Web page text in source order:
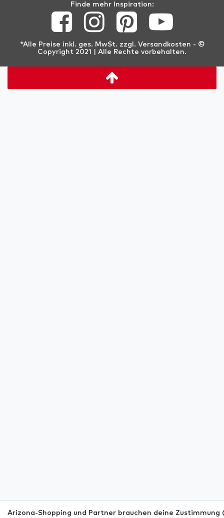
Finde mehr Inspiration:
*Alle Preise inkl. ges. MwSt. zzgl. Versandkosten - ©
Copyright 2021 | Alle Rechte vorbehalten.
Arizona-Shopping und Partner brauchen deine Zustimmung